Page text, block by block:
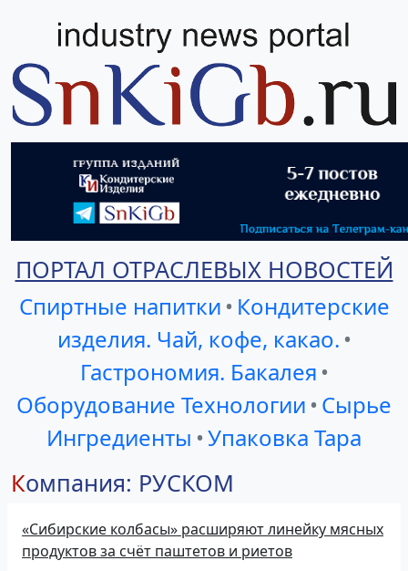
ПОРТАЛ ОТРАСЛЕВЫХ НОВОСТЕЙ
Спиртные напитки • Кондитерские
изделия. Чай, кофе, какао. •
Гастрономия. Бакалея •
Оборудование Технологии • Сырье
Ингредиенты •Упаковка Тара
Компания: РУСКОМ
«Сибирские колбасы» расширяют линейку мясных
продуктов за счёт паштетов и риетов